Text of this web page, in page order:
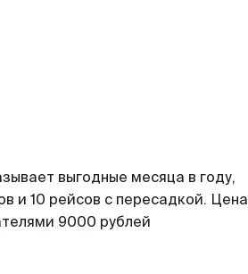
выгодные месяца в году,
и 10 рейсов с пересадкой. Цена
9000 рублей